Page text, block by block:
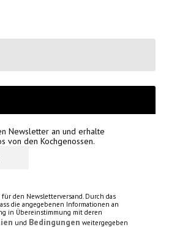
Newsletter an und erhalte
von den Kochgenossen.
den Newsletterversand. Durch das
die angegebenen Informationen an
in Übereinstimmung mit deren
und Bedingungen weitergegeben